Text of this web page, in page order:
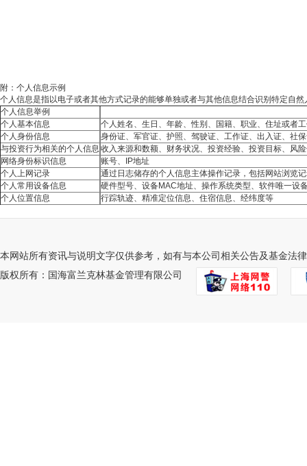
附：个人信息示例
个人信息是指以电子或者其他方式记录的能够单独或者与其他信息结合识别特定自
个人信息举例
个人基本信息
个人姓名、生日、年龄、性别、国籍、职业、住址或者
个人身份信息
身份证、军官证、护照、驾驶证、工作证、出入证、社
与投资行为相关的个人信息 收入来源和数额、财务状况、投资经验、投资目标、风
网络身份标识信息
账号、IP地址
个人上网记录
通过日志储存的个人信息主体操作记录，包括网站浏览
个人常用设备信息
硬件型号、设备MAC地址、操作系统类型、软件唯一设
个人位置信息
行踪轨迹、精准定位信息、住宿信息、经纬度等
本网站所有资讯与说明文字仅供参考，如有与本公司相关公告及基金法
版权所有：国海富兰克林基金管理有限公司